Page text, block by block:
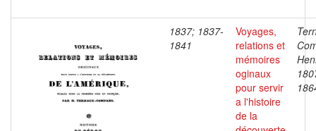
1837; 1837-
1841
Voyages,
relations et
mémoires
oginaux
pour servir
a l'histoire
de la